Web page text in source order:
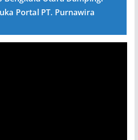
Portal PT. Purnawira